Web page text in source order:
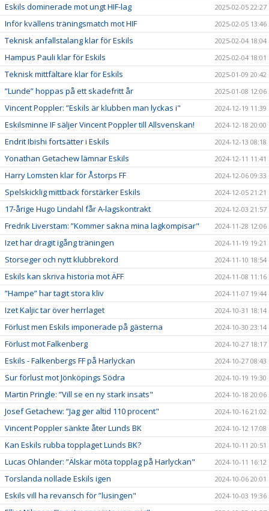
Eskils dominerade mot ungt HIF-lag 2025-02-05 22:27
Inför kvällens träningsmatch mot HIF 2025-02-05 13:46
Teknisk anfallstalang klar för Eskils 2025-02-04 18:04
Hampus Pauli klar för Eskils 2025-02-04 18:01
Teknisk mittfältare klar för Eskils 2025-01-09 20:42
”Lunde” hoppas på ett skadefritt år 2025-01-08 12:06
Vincent Poppler: ”Eskils är klubben man lyckas i" 2024-12-19 11:39
Eskilsminne IF säljer Vincent Poppler till Allsvenskan! 2024-12-18 20:00
Endrit Ibishi fortsätter i Eskils 2024-12-13 08:18
Yonathan Getachew lämnar Eskils 2024-12-11 11:41
Harry Lomsten klar för Åstorps FF 2024-12-06 09:33
Spelskicklig mittback förstärker Eskils 2024-12-05 21:21
17-årige Hugo Lindahl får A-lagskontrakt 2024-12-03 21:57
Fredrik Liverstam: ”Kommer sakna mina lagkompisar" 2024-11-28 12:06
Izet har dragit igång träningen 2024-11-19 19:21
Storseger och nytt klubbrekord 2024-11-10 18:54
Eskils kan skriva historia mot ÄFF 2024-11-08 11:16
”Hampe” har tagit stora kliv 2024-11-07 19:44
Izet Kaljic tar över herrlaget 2024-10-31 18:14
Förlust men Eskils imponerade på gästerna 2024-10-30 23:14
Förlust mot Falkenberg 2024-10-27 18:17
Eskils - Falkenbergs FF på Harlyckan 2024-10-27 08:43
Sur förlust mot Jönköpings Södra 2024-10-19 19:30
Martin Pringle: ”Vill se en ny stark insats" 2024-10-18 20:06
Josef Getachew: ”Jag ger altid 110 procent" 2024-10-16 21:02
Vincent Poppler sänkte åter Lunds BK 2024-10-12 17:08
Kan Eskils rubba topplaget Lunds BK? 2024-10-11 20:51
Lucas Ohlander: ”Älskar möta topplag på Harlyckan" 2024-10-11 16:12
Torslanda nollade Eskils igen 2024-10-06 20:01
Eskils vill ha revansch för ”lusingen" 2024-10-03 19:36